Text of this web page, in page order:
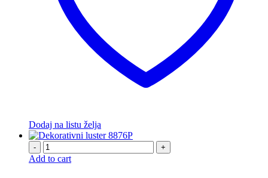
Dodaj na listu želja
- +
Add to cart